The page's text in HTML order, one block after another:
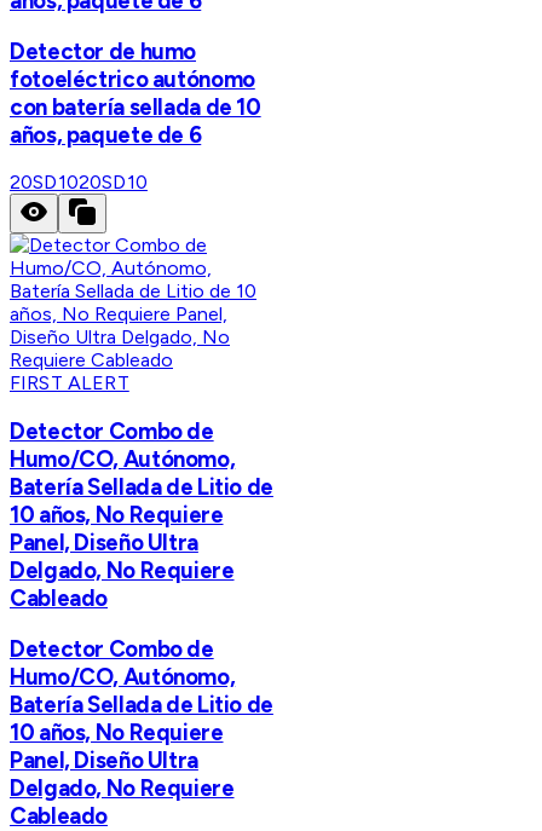
Detector de humo
fotoeléctrico autónomo
con batería sellada de 10
años, paquete de 6
20SD1020SD10
FIRST ALERT
Detector Combo de
Humo/CO, Autónomo,
Batería Sellada de Litio de
10 años, No Requiere
Panel, Diseño Ultra
Delgado, No Requiere
Cableado
Detector Combo de
Humo/CO, Autónomo,
Batería Sellada de Litio de
10 años, No Requiere
Panel, Diseño Ultra
Delgado, No Requiere
Cableado